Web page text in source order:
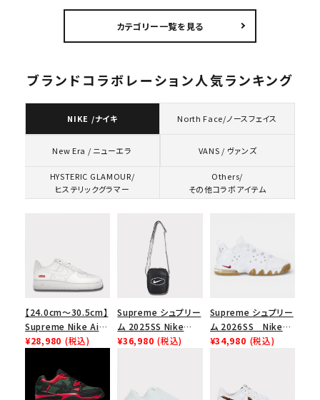
キーワードから探す
カテゴリー一覧を見る
ブランドコラボレーション人気ランキング
NIKE /ナイキ North Face/ノースフェイス
New Era / ニューエラ VANS / ヴァンズ
HYSTERIC GLAMOUR/
ヒステリックグラマー
Others/
その他コラボアイテム
【24.0cm～30.5cm】
Supreme Nike Air
Force 1 Low シュプ
ース１スニーカー シ
ューズ ホワイト
¥28,980 (税込)
Supreme シュプリー
ム 2025SS Nike
Leather Shoulder
¥36,980 (税込)
Supreme シュプリー
ム 2026SS Nike
SB Air Max 2 CB 94
ロー SP ホワイト
¥34,980 (税込)